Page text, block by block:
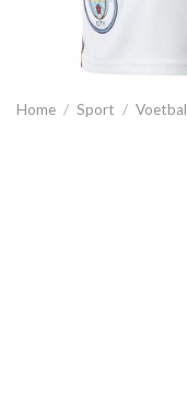
Home / Sport / Voetbal